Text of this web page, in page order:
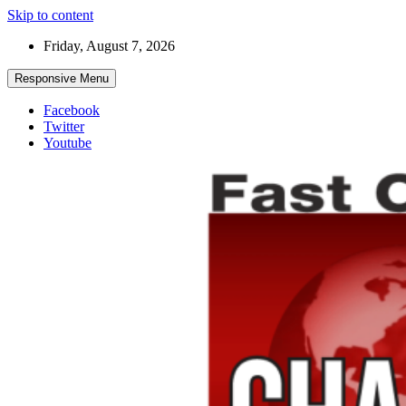
Skip to content
Friday, August 7, 2026
Responsive Menu
Facebook
Twitter
Youtube